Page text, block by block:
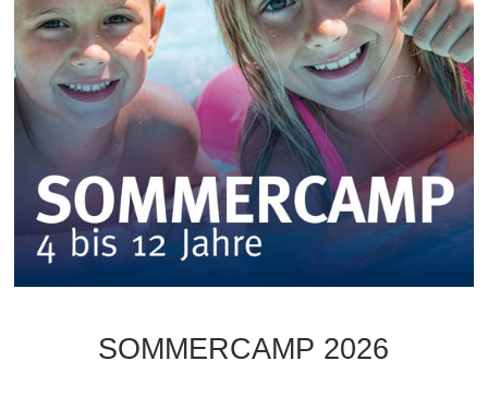
SOMMERCAMP 2026